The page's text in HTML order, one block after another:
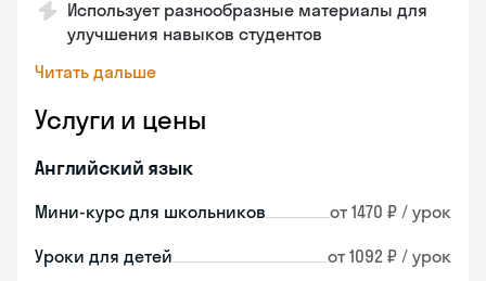
Использует разнообразные материалы для
улучшения навыков студентов
Читать дальше
Услуги и цены
Английский язык
Мини-курс для школьников от 1470 ₽ / урок
Уроки для детей от 1092 ₽ / урок